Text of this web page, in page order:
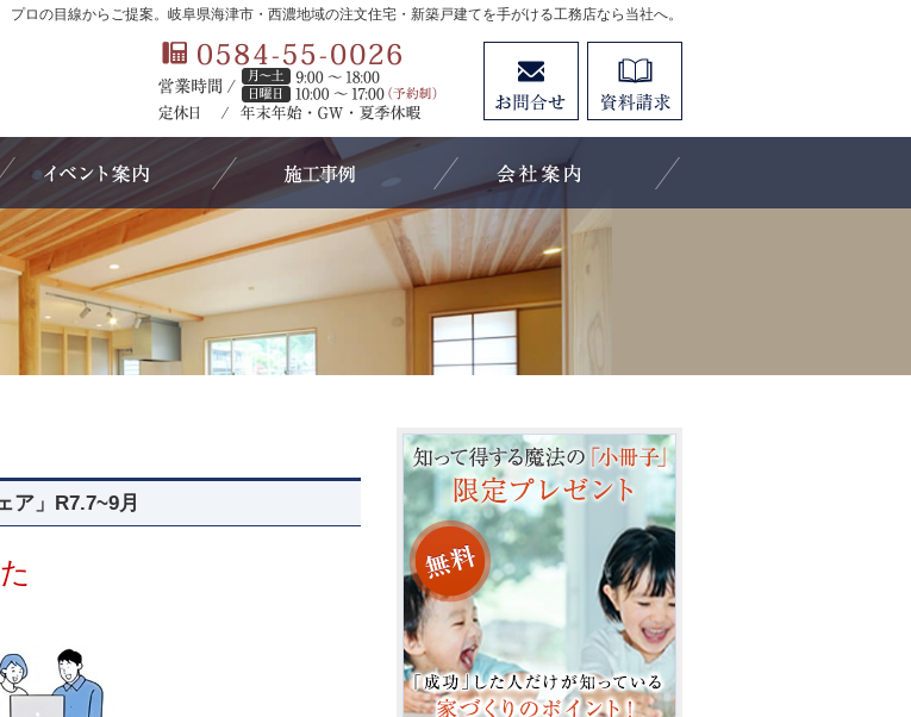
プロの目線からご提案。岐阜県海津市・西濃地域の注文住宅・新築戸建てを手がける工務店なら当社へ。
ア」R7.7~9月
0584-55-0026
営業時間：[月～土]9:00～18:00 [日曜(予約制)]10:000～
セプト